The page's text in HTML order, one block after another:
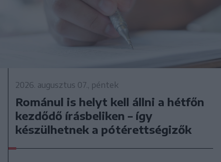
2026. augusztus 07., péntek
Románul is helyt kell állni a hétfőn
kezdődő írásbeliken – így
készülhetnek a pótérettségizők